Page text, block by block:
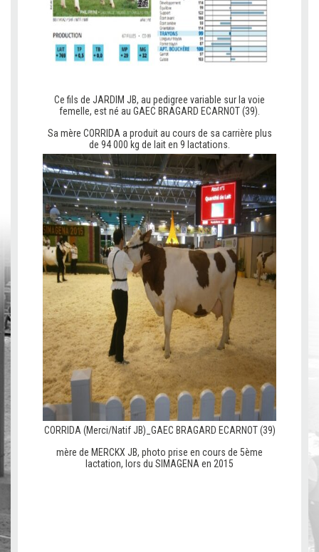
Ce fils de JARDIM JB, au pedigree variable sur la voie
femelle, est né au GAEC BRAGARD ECARNOT (39).
Sa mère CORRIDA a produit au cours de sa carrière plus
de 94 000 kg de lait en 9 lactations.
CORRIDA (Merci/Natif JB)_GAEC BRAGARD ECARNOT (39)
mère de MERCKX JB, photo prise en cours de 5ème
lactation, lors du SIMAGENA en 2015